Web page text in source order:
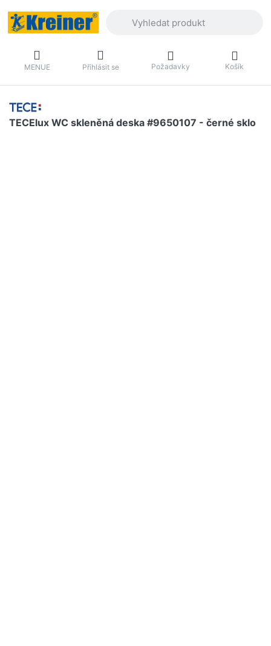
MENUE Přihlásit se Požadavky Košík
TECElux WC skleněná deska #9650107 - černé sklo